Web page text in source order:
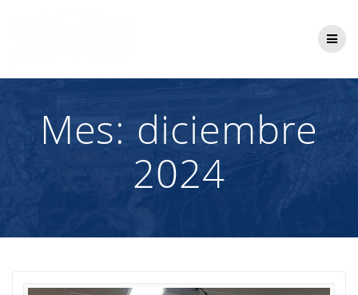
Mes: diciembre
2024